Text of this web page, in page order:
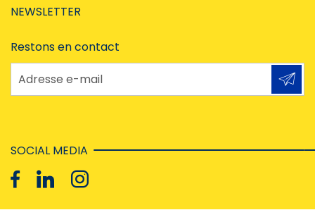
NEWSLETTER
Restons en contact
Adresse e-mail
SOCIAL MEDIA